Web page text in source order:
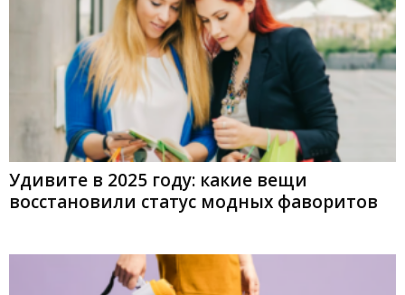
Удивите в 2025 году: какие вещи
восстановили статус модных фаворитов